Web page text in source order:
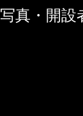
写真・開